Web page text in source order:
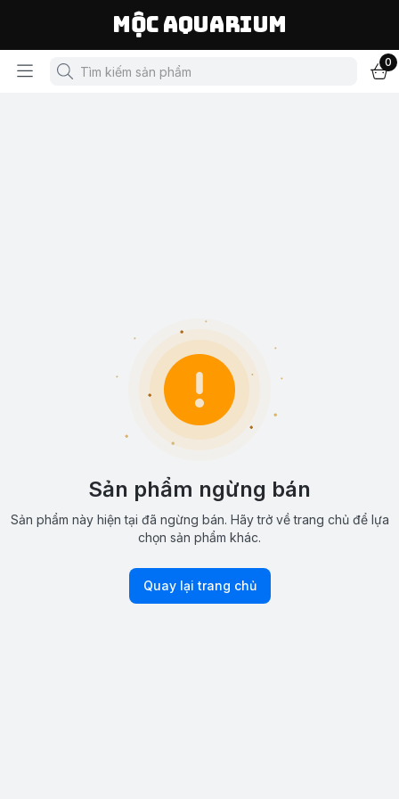
Mộc Aquarium
0
Sản phẩm ngừng bán
Sản phẩm này hiện tại đã ngừng bán. Hãy trở về trang chủ để lựa
chọn sản phẩm khác.
Quay lại trang chủ